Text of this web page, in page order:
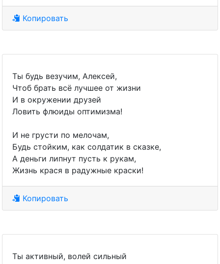
Копировать
Ты будь везучим, Алексей,
Чтоб брать всё лучшее от жизни
И в окружении друзей
Ловить флюиды оптимизма!
И не грусти по мелочам,
Будь стойким, как солдатик в сказке,
А деньги липнут пусть к рукам,
Жизнь крася в радужные краски!
Копировать
Ты активный, волей сильный